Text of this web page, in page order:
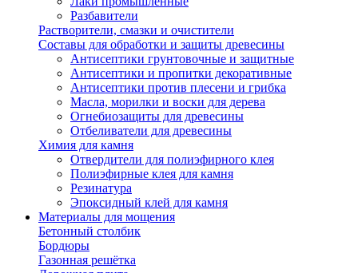
Разбавители
Растворители, смазки и очистители
Составы для обработки и защиты древесины
Антисептики грунтовочные и защитные
Антисептики и пропитки декоративные
Антисептики против плесени и грибка
Масла, морилки и воски для дерева
Огнебиозащиты для древесины
Отбеливатели для древесины
Химия для камня
Отвердители для полиэфирного клея
Полиэфирные клея для камня
Резинатура
Эпоксидный клей для камня
Материалы для мощения
Бетонный столбик
Бордюры
Газонная решётка